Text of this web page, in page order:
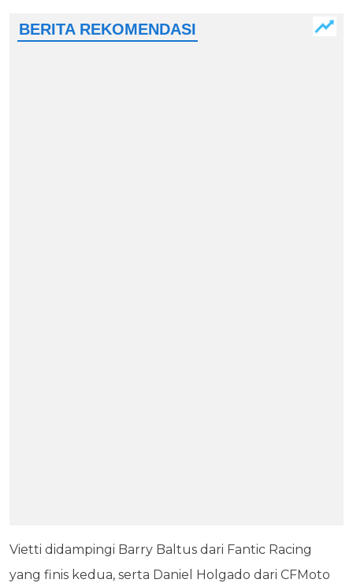
Vietti didampingi Barry Baltus dari Fantic Racing
yang finis kedua, serta Daniel Holgado dari CFMoto